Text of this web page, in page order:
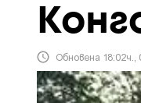
Обновена 18:02ч.,